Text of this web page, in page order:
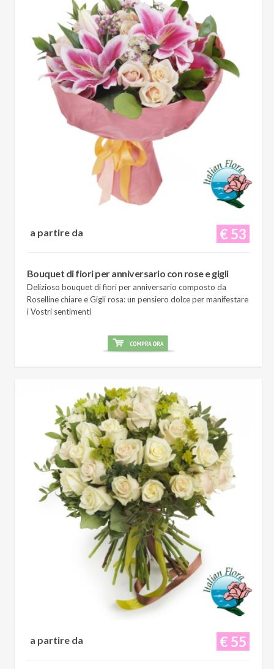
€ 53
a partire da
Bouquet di fiori per anniversario con rose e gigli
Delizioso bouquet di fiori per anniversario composto da
Roselline chiare e Gigli rosa: un pensiero dolce per manifestare
i Vostri sentimenti
€ 55
a partire da